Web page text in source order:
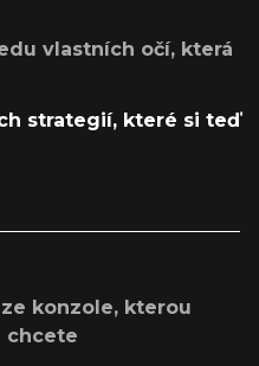
vlastních očí, která
strategií, které si teď
konzole, kterou
chcete